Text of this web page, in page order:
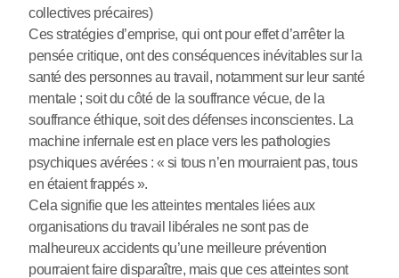
collectives précaires)
Ces stratégies d’emprise, qui ont pour effet d’arrêter la
pensée critique, ont des conséquences inévitables sur la
santé des personnes au travail, notamment sur leur santé
mentale ; soit du côté de la souffrance vécue, de la
souffrance éthique, soit des défenses inconscientes. La
machine infernale est en place vers les pathologies
psychiques avérées : « si tous n’en mourraient pas, tous
en étaient frappés ».
Cela signifie que les atteintes mentales liées aux
organisations du travail libérales ne sont pas de
malheureux accidents qu’une meilleure prévention
pourraient faire disparaître, mais que ces atteintes sont